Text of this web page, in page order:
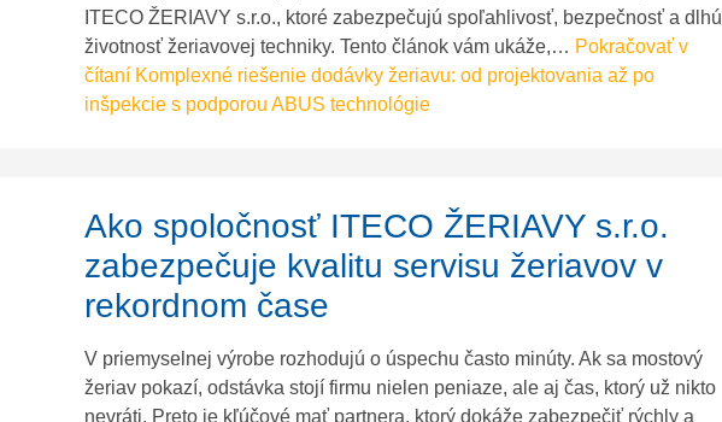
ITECO ŽERIAVY s.r.o., ktoré zabezpečujú spoľahlivosť, bezpečnosť a dlhú
životnosť žeriavovej techniky. Tento článok vám ukáže,… Pokračovať v
čítaní Komplexné riešenie dodávky žeriavu: od projektovania až po
inšpekcie s podporou ABUS technológie
Ako spoločnosť ITECO ŽERIAVY s.r.o.
zabezpečuje kvalitu servisu žeriavov v
rekordnom čase
V priemyselnej výrobe rozhodujú o úspechu často minúty. Ak sa mostový
žeriav pokazí, odstávka stojí firmu nielen peniaze, ale aj čas, ktorý už nikto
nevráti. Preto je kľúčové mať partnera, ktorý dokáže zabezpečiť rýchly a